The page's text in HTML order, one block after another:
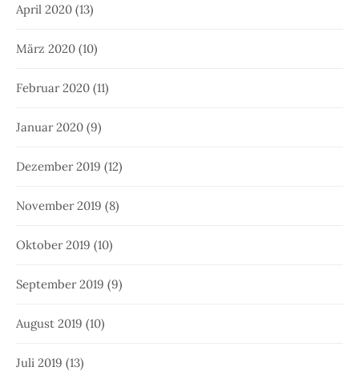
April 2020 (13)
März 2020 (10)
Februar 2020 (11)
Januar 2020 (9)
Dezember 2019 (12)
November 2019 (8)
Oktober 2019 (10)
September 2019 (9)
August 2019 (10)
Juli 2019 (13)